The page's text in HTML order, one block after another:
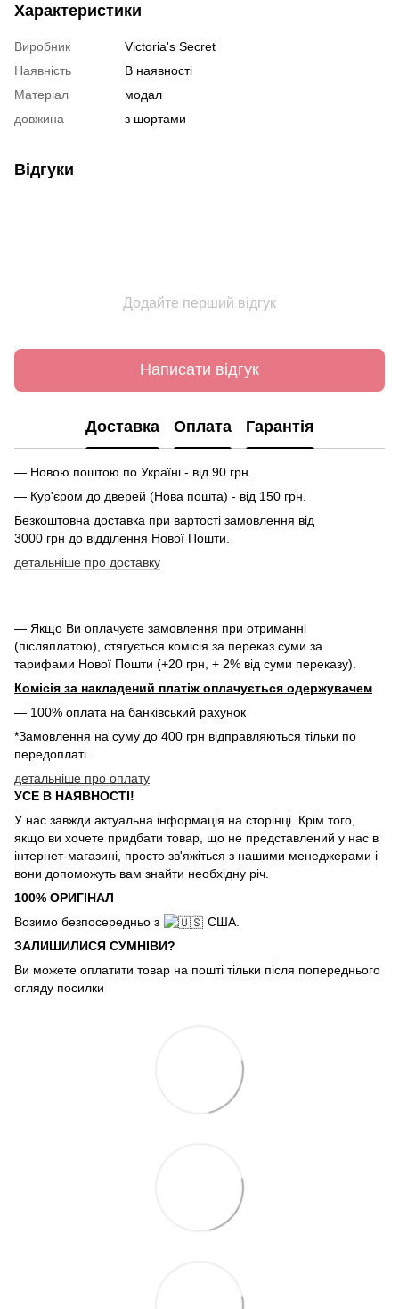
Характеристики
Виробник
Victoria's Secret
Наявність
В наявності
Матеріал
модал
довжина
з шортами
Відгуки
Додайте перший відгук
Написати відгук
Доставка Оплата Гарантія
— Новою поштою по Україні - від 90 грн.
— Кур'єром до дверей (Нова пошта) - від 150 грн.
Безкоштовна доставка при вартості замовлення від
3000 грн до відділення Нової Пошти.
детальніше про доставку
— Якщо Ви оплачуєте замовлення при отриманні
(післяплатою), стягується комісія за переказ суми за
тарифами Нової Пошти (+20 грн, + 2% від суми переказу).
Комісія за накладений платіж оплачується одержувачем
— 100% оплата на банківський рахунок
*Замовлення на суму до 400 грн відправляються тільки по
передоплаті.
детальніше про оплату
УСЕ В НАЯВНОСТІ!
У нас завжди актуальна інформація на сторінці. Крім того,
якщо ви хочете придбати товар, що не представлений у нас в
інтернет-магазині, просто зв'яжіться з нашими менеджерами і
вони допоможуть вам знайти необхідну річ.
100% ОРИГІНАЛ
Возимо безпосередньо з
США.
ЗАЛИШИЛИСЯ СУМНІВИ?
Ви можете оплатити товар на пошті тільки після попереднього
огляду посилки